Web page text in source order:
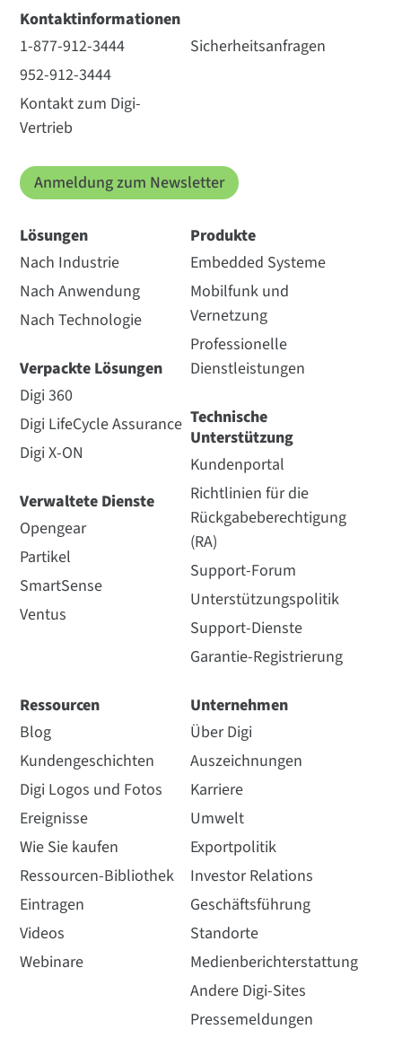
Kontaktinformationen
1-877-912-3444
952-912-3444
Kontakt zum Digi-
Vertrieb
Sicherheitsanfragen
Anmeldung zum Newsletter
Lösungen
Nach Industrie
Nach Anwendung
Nach Technologie
Verpackte Lösungen
Digi 360
Digi LifeCycle Assurance
Digi X-ON
Verwaltete Dienste
Opengear
Partikel
SmartSense
Ventus
Produkte
Embedded Systeme
Mobilfunk und
Vernetzung
Professionelle
Dienstleistungen
Technische
Unterstützung
Kundenportal
Richtlinien für die
Rückgabeberechtigung
(RA)
Support-Forum
Unterstützungspolitik
Support-Dienste
Garantie-Registrierung
Ressourcen
Blog
Kundengeschichten
Digi Logos und Fotos
Ereignisse
Wie Sie kaufen
Ressourcen-Bibliothek
Eintragen
Videos
Webinare
Unternehmen
Über Digi
Auszeichnungen
Karriere
Umwelt
Exportpolitik
Investor Relations
Geschäftsführung
Standorte
Medienberichterstattung
Andere Digi-Sites
Pressemeldungen